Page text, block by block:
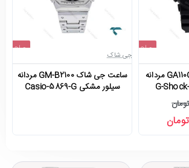
حراج
-10%
ساعت جی شاک GA110GB مردانه
حراج
اتمام موجودی
جی شاک
ساعت جی شاک GM-B2100 مردانه
سیلور مشکی Casio-5869-G